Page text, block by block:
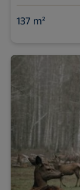
137 m²